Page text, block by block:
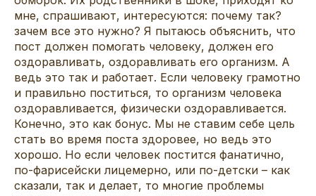
мне, спрашивают, интересуются: почему так?
зачем все это нужно? Я пытаюсь объяснить, что
пост должен помогать человеку, должен его
оздоравливать, оздоравливать его организм. А
ведь это так и работает. Если человеку грамотно
и правильно поститься, то организм человека
оздоравливается, физически оздоравливается.
Конечно, это как бонус. Мы не ставим себе цель
стать во время поста здоровее, но ведь это
хорошо. Но если человек постится фанатично,
по-фарисейски лицемерно, или по-детски – как
сказали, так и делает, то многие проблемы